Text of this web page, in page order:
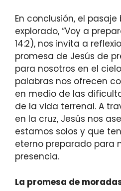
En conclusión, el
explorado, “Voy a
14:2), nos invita a
promesa de Jesús de
para nosotros en el
palabras nos ofrecen
en medio de las
de la vida terrenal. A
en la cruz, Jesús nos
estamos solos y que
eterno preparado para
presencia.
La promesa de